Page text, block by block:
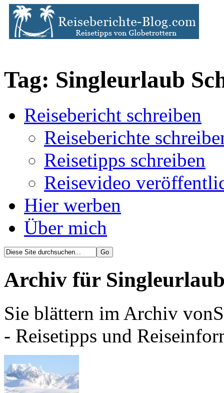
Tag: Singleurlaub
Reisebericht schreiben
Reiseberichte
Reisetipps schreiben
Reisevideo
Hier werben
Über mich
Archiv für
Sie blättern im Archiv
- Reisetipps und